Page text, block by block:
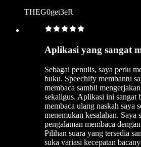
THEG0get3eR
Aplikasi yang sangat
Sebagai penulis, saya perlu
buku. Speechify membantu
membaca sambil
sekaligus. Aplikasi ini sangat
membaca ulang naskah saya
menemukan kesalahan. Saya
pengalaman membaca
Pilihan suara yang tersedia
suka variasi kecepatan